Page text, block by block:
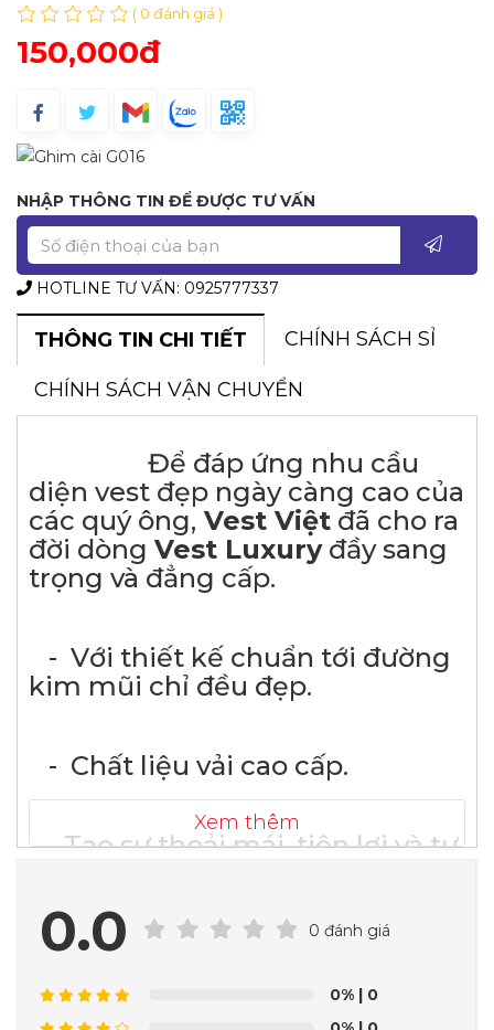
( 0 đánh giá )
150,000đ
NHẬP THÔNG TIN ĐỂ ĐƯỢC TƯ VẤN
HOTLINE TƯ VẤN: 0925777337
THÔNG TIN CHI TIẾT CHÍNH SÁCH SỈ
CHÍNH SÁCH VẬN CHUYỂN
Để đáp ứng nhu cầu
diện vest đẹp ngày càng cao của
các quý ông, Vest Việt đã cho ra
đời dòng Vest Luxuryđầy sang
trọng và đẳng cấp.
- Với thiết kế chuẩn tới đường
kim mũi chỉ đều đẹp.
- Chất liệu vải cao cấp.
- Tạo sự thoải mái, tiện lợi và tự
chọn.
Những bộ vest tạo sự
lịch lãm, quý ông cực sang trọng
nhất khi khoác lên người. Tuy
Xem thêm
0.0 0 đánh giá
0% | 0